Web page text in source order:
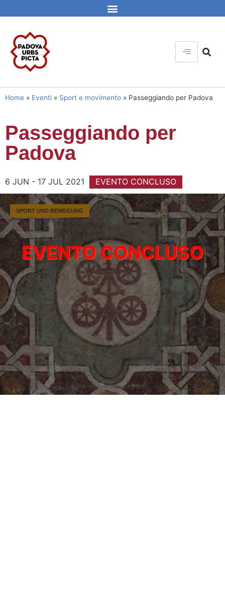
Home » Eventi » Sport e movimento » Passeggiando per Padova
Passeggiando per
Padova
6 JUN - 17 JUL 2021 EVENTO CONCLUSO
SPORT UND BEWEGUNG